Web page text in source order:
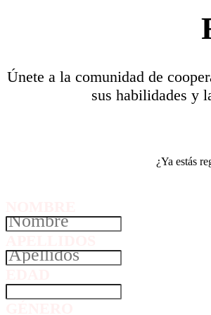
Únete a la comunidad de
sus habilidades y
¿Ya estás